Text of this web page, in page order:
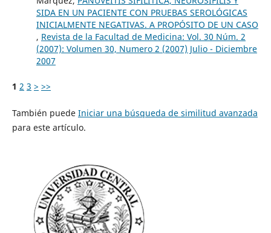
SIDA EN UN PACIENTE CON PRUEBAS SEROLÓGICAS
INICIALMENTE NEGATIVAS. A PROPÓSITO DE UN CASO
, Revista de la Facultad de Medicina: Vol. 30 Núm. 2
(2007): Volumen 30, Numero 2 (2007) Julio - Diciembre
2007
1 2 3 > >>
También puede Iniciar una búsqueda de similitud avanzada
para este artículo.